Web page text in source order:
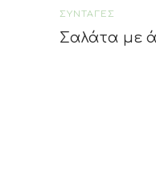
ΣΥΝΤΑΓΕΣ
Σαλάτα με